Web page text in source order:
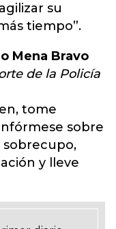
su
tiempo”.
Mena Bravo
de la Policía
tome
sobre
sobrecupo,
y lleve